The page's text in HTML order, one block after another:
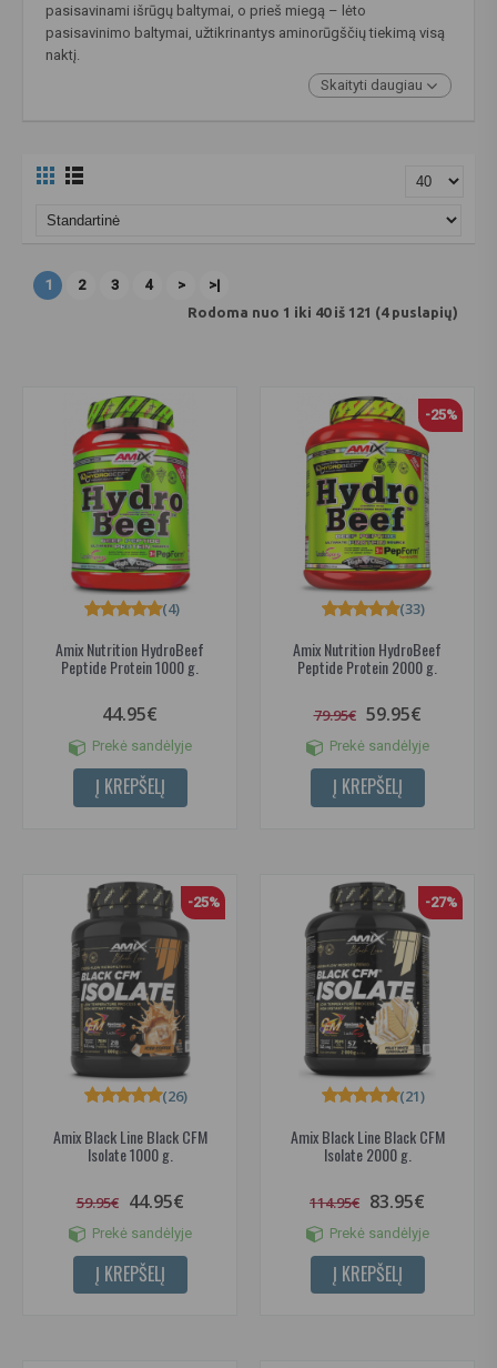
pasisavinami išrūgų baltymai, o prieš miegą – lėto
pasisavinimo baltymai, užtikrinantys aminorūgščių tiekimą visą
naktį.
Skaityti daugiau
1 2 3 4 > >|
Rodoma nuo 1 iki 40 iš 121 (4 puslapių)
Amix Nutrition HydroBeef
Peptide Protein 1000 g.
(4)
44.95€
Prekė sandėlyje
Į KREPŠELĮ
-25%
Amix Nutrition HydroBeef
Peptide Protein 2000 g.
(33)
79.95€ 59.95€
Prekė sandėlyje
Į KREPŠELĮ
-25%
Amix Black Line Black CFM
Isolate 1000 g.
(26)
59.95€ 44.95€
Prekė sandėlyje
Į KREPŠELĮ
-27%
Amix Black Line Black CFM
Isolate 2000 g.
(21)
114.95€ 83.95€
Prekė sandėlyje
Į KREPŠELĮ